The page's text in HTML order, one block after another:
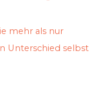
mehr als nur
Unterschied selbst